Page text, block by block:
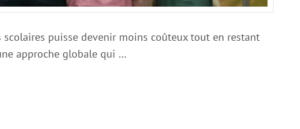
puisse devenir moins coûteux tout en restant
approche globale qui …